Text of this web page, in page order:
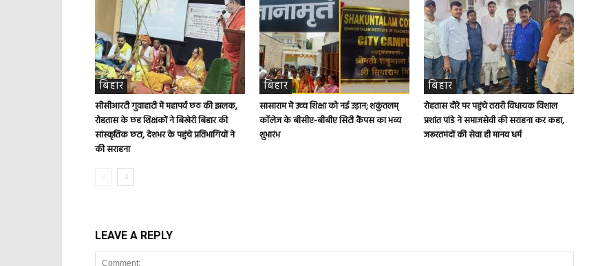
बिहार
सीसीआरटी गुवाहाटी में महापर्व छठ की झलक,
रोहतास के छह शिक्षकों ने बिखेरी बिहार की
सांस्कृतिक छटा, देशभर के पहुंचे प्रतिभागियों ने
की सराहना
बिहार
सासाराम में उच्च शिक्षा को नई उड़ान; शकुंतलम्
कॉलेज के बीसीए-बीबीए सिटी कैंपस का भव्य
शुभारंभ
बिहार
रोहतास दौरे पर पहुंचे तरारी विधायक विशाल
प्रशांत पांडे ने समाजसेवी की सराहना कर कहा,
जरूरतमंदों की सेवा ही मानव धर्म
LEAVE A REPLY